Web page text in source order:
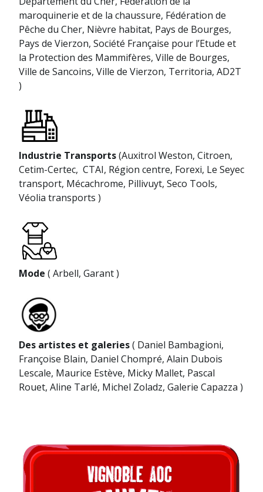
maroquinerie et de la chaussure, Fédération de
Pêche du Cher, Nièvre habitat, Pays de Bourges,
Pays de Vierzon, Société Française pour l’Etude et
la Protection des Mammifères, Ville de Bourges,
Ville de Sancoins, Ville de Vierzon, Territoria, AD2T
)
Industrie Transports(Auxitrol Weston, Citroen,
Cetim-Certec, CTAI, Région centre, Forexi, Le Seyec
transport, Mécachrome, Pillivuyt, Seco Tools,
Véolia transports )
Mode ( Arbell, Garant )
Des artistes et galeries( Daniel Bambagioni,
Françoise Blain, Daniel Chompré, Alain Dubois
Lescale, Maurice Estève, Micky Mallet, Pascal
Rouet, Aline Tarlé, Michel Zoladz, Galerie Capazza )